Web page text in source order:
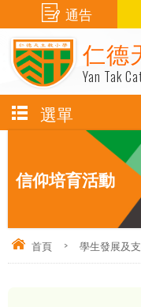
仁德
Yan Tak
通告
選單
信仰培育活動
首頁 > 學生發展及